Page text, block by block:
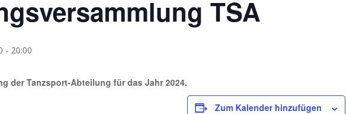
TSA
- 20:00
der Tanzsport-Abteilung für das Jahr 2024.
Zum Kalender hinzufügen